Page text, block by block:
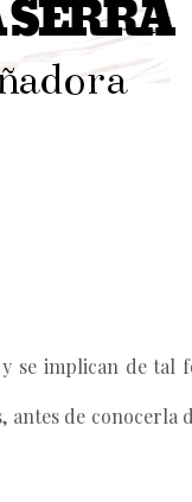
se implican de tal
antes de